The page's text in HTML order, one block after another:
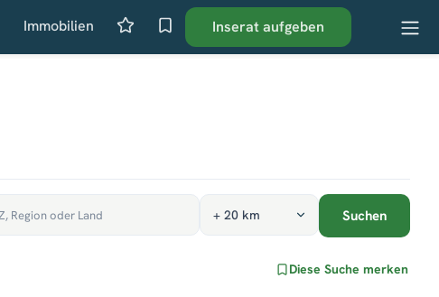
Immobilien Inserat aufgeben
Suchen
Diese Suche merken